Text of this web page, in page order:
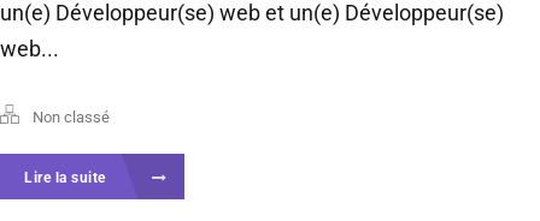
un(e) Développeur(se) web et un(e) Développeur(se)
web...
Non classé
Lire la suite